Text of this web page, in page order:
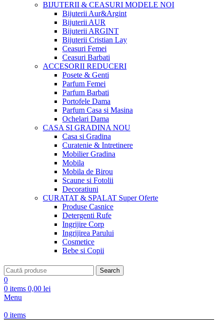
BIJUTERII & CEASURI MODELE NOI
Bijuterii Aur&Argint
Bijuterii AUR
Bijuterii ARGINT
Bijuterii Cristian Lay
Ceasuri Femei
Ceasuri Barbati
ACCESORII REDUCERI
Posete & Genti
Parfum Femei
Parfum Barbati
Portofele Dama
Parfum Casa si Masina
Ochelari Dama
CASA SI GRADINANOU
Casa si Gradina
Curatenie & Intretinere
Mobilier Gradina
Mobila
Mobila de Birou
Scaune si Fotolii
Decoratiuni
CURATAT & SPALAT Super Oferte
Produse Casnice
Detergenti Rufe
Ingrijire Corp
Ingrijirea Parului
Cosmetice
Bebe si Copii
Search
0
0 items 0,00 lei
Menu
0 items